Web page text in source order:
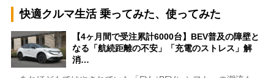
快適クルマ生活 乗ってみた、使ってみた
【4ヶ月間で受注累計6000台】BEV普及の障壁と
なる「航続距離の不安」「充電のストレス」解
消…